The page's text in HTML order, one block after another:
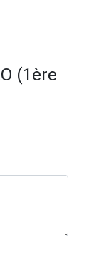
(1ère